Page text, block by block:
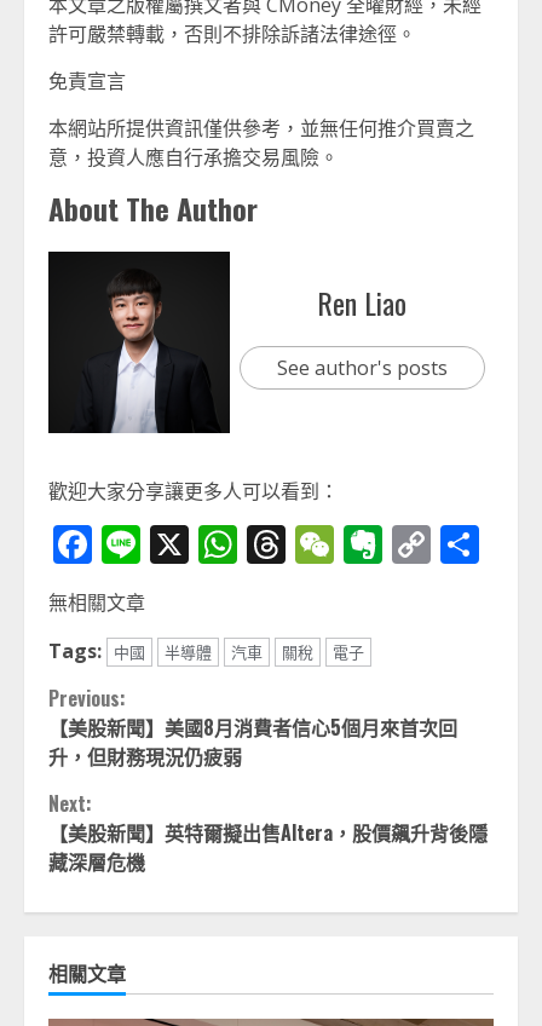
許可嚴禁轉載，否則不排除訴諸法律途徑。
免責宣言
本網站所提供資訊僅供參考，並無任何推介買賣之
意，投資人應自行承擔交易風險。
About The Author
Ren Liao
See author's posts
歡迎大家分享讓更多人可以看到：
Facebook
Line
X WhatsApp
Threads
WeChat
Evernote
Copy
無相關文章
Tags:
中國 半導體 汽車 關稅 電子
Continue
Reading
Previous:
【美股新聞】美國8月消費者信心5個月來首次回
升，但財務現況仍疲弱
Next:
【美股新聞】英特爾擬出售Altera，股價飆升背後隱
藏深層危機
相關文章